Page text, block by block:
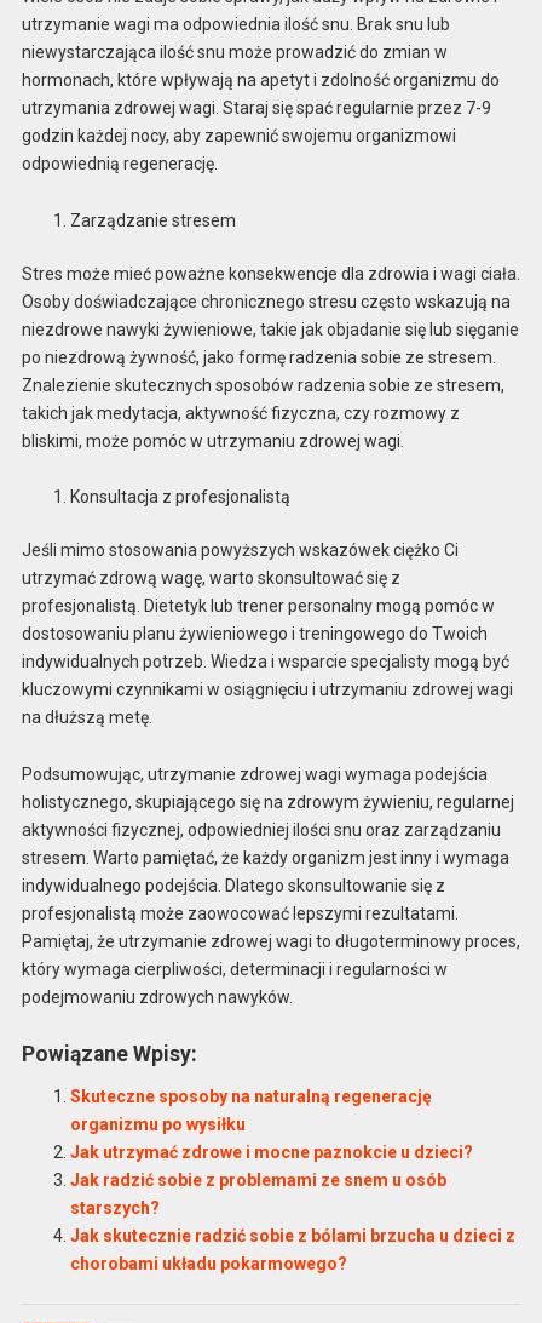
utrzymanie wagi ma odpowiednia ilość snu. Brak snu lub
niewystarczająca ilość snu może prowadzić do zmian w
hormonach, które wpływają na apetyt i zdolność organizmu do
utrzymania zdrowej wagi. Staraj się spać regularnie przez 7-9
godzin każdej nocy, aby zapewnić swojemu organizmowi
odpowiednią regenerację.
Zarządzanie stresem
Stres może mieć poważne konsekwencje dla zdrowia i wagi ciała.
Osoby doświadczające chronicznego stresu często wskazują na
niezdrowe nawyki żywieniowe, takie jak objadanie się lub sięganie
po niezdrową żywność, jako formę radzenia sobie ze stresem.
Znalezienie skutecznych sposobów radzenia sobie ze stresem,
takich jak medytacja, aktywność fizyczna, czy rozmowy z
bliskimi, może pomóc w utrzymaniu zdrowej wagi.
Konsultacja z profesjonalistą
Jeśli mimo stosowania powyższych wskazówek ciężko Ci
utrzymać zdrową wagę, warto skonsultować się z
profesjonalistą. Dietetyk lub trener personalny mogą pomóc w
dostosowaniu planu żywieniowego i treningowego do Twoich
indywidualnych potrzeb. Wiedza i wsparcie specjalisty mogą być
kluczowymi czynnikami w osiągnięciu i utrzymaniu zdrowej wagi
na dłuższą metę.
Podsumowując, utrzymanie zdrowej wagi wymaga podejścia
holistycznego, skupiającego się na zdrowym żywieniu, regularnej
aktywności fizycznej, odpowiedniej ilości snu oraz zarządzaniu
stresem. Warto pamiętać, że każdy organizm jest inny i wymaga
indywidualnego podejścia. Dlatego skonsultowanie się z
profesjonalistą może zaowocować lepszymi rezultatami.
Pamiętaj, że utrzymanie zdrowej wagi to długoterminowy proces,
który wymaga cierpliwości, determinacji i regularności w
podejmowaniu zdrowych nawyków.
Powiązane Wpisy:
Skuteczne sposoby na naturalną regenerację
organizmu po wysiłku
Jak utrzymać zdrowe i mocne paznokcie u dzieci?
Jak radzić sobie z problemami ze snem u osób
starszych?
Jak skutecznie radzić sobie z bólami brzucha u dzieci z
chorobami układu pokarmowego?